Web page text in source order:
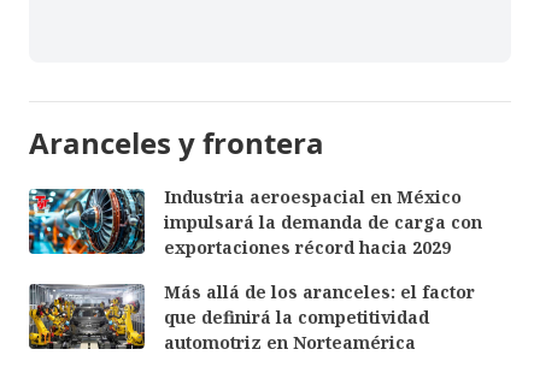
Aranceles y frontera
Industria aeroespacial en México
impulsará la demanda de carga con
exportaciones récord hacia 2029
Más allá de los aranceles: el factor
que definirá la competitividad
automotriz en Norteamérica